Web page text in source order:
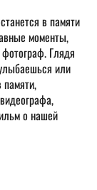
в памяти
моменты,
Глядя
или
о нашей